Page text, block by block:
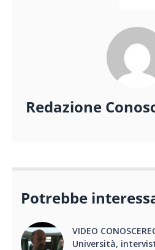
Redazione
Potrebbe
VIDEO
Università,